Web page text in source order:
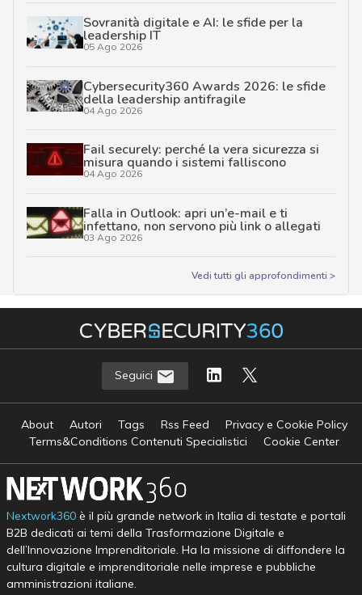
Sovranità digitale e AI: le sfide per la
leadership IT
05 Ago 2026
Cybersecurity360 Awards 2026: le sfide
della leadership antifragile
04 Ago 2026
Fail securely: perché la vera sicurezza si
misura quando i sistemi falliscono
04 Ago 2026
Falla in Outlook: apri un’e-mail e ti
infettano, non servono più link o allegati
03 Ago 2026
Vedi tutti gli approfondimenti >
Seguici
About Autori Tags Rss Feed
Privacy e Cookie Policy
Terms&Conditions Contenuti Specialistici
Cookie Center
Nextwork360è il più grande network in Italia di testate e portali
B2B dedicati ai temi della Trasformazione Digitale e
dell’Innovazione Imprenditoriale. Ha la missione di diffondere la
cultura digitale e imprenditoriale nelle imprese e pubbliche
amministrazioni italiane.